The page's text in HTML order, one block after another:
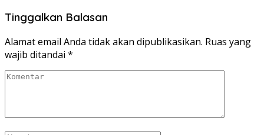
Tinggalkan Balasan
Alamat email Anda tidak akan dipublikasikan. Ruas yang
wajib ditandai *